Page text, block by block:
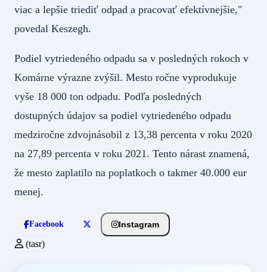
viac a lepšie triediť odpad a pracovať efektívnejšie,"
povedal Keszegh.
Podiel vytriedeného odpadu sa v posledných rokoch v
Komárne výrazne zvýšil. Mesto ročne vyprodukuje
vyše 18 000 ton odpadu. Podľa posledných
dostupných údajov sa podiel vytriedeného odpadu
medziročne zdvojnásobil z 13,38 percenta v roku 2020
na 27,89 percenta v roku 2021. Tento nárast znamená,
že mesto zaplatilo na poplatkoch o takmer 40.000 eur
menej.
Facebook Instagram
(tasr)